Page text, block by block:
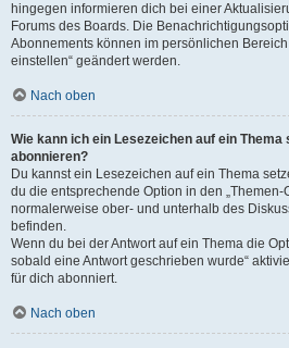
hingegen informieren dich bei einer
Forums des Boards. Die
Abonnements können im persönlichen
einstellen“ geändert werden.
Nach oben
Wie kann ich ein Lesezeichen auf ein Thema
abonnieren?
Du kannst ein Lesezeichen auf ein Thema
du die entsprechende Option in den „Themen-
normalerweise ober- und unterhalb des
befinden.
Wenn du bei der Antwort auf ein Thema die
sobald eine Antwort geschrieben wurde“
für dich abonniert.
Nach oben